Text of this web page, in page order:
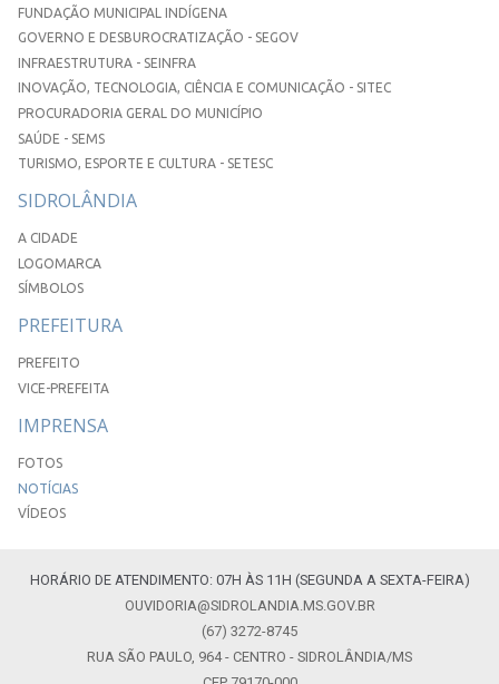
FUNDAÇÃO MUNICIPAL INDÍGENA
GOVERNO E DESBUROCRATIZAÇÃO - SEGOV
INFRAESTRUTURA - SEINFRA
INOVAÇÃO, TECNOLOGIA, CIÊNCIA E COMUNICAÇÃO - SITEC
PROCURADORIA GERAL DO MUNICÍPIO
SAÚDE - SEMS
TURISMO, ESPORTE E CULTURA - SETESC
SIDROLÂNDIA
A CIDADE
LOGOMARCA
SÍMBOLOS
PREFEITURA
PREFEITO
VICE-PREFEITA
IMPRENSA
FOTOS
NOTÍCIAS
VÍDEOS
HORÁRIO DE ATENDIMENTO: 07H ÀS 11H (SEGUNDA A SEXTA-FEIRA)
OUVIDORIA@SIDROLANDIA.MS.GOV.BR
(67) 3272-8745
RUA SÃO PAULO, 964 - CENTRO - SIDROLÂNDIA/MS